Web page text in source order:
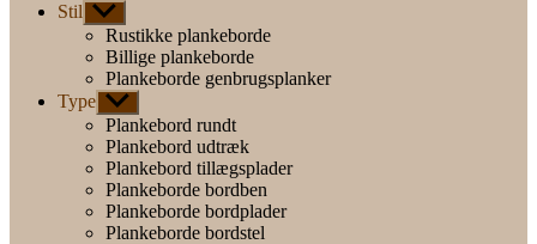
Stil Vis
undermenu
Rustikke plankeborde
Billige plankeborde
Plankeborde genbrugsplanker
Type Vis
undermenu
Plankebord rundt
Plankebord udtræk
Plankebord tillægsplader
Plankeborde bordben
Plankeborde bordplader
Plankeborde bordstel